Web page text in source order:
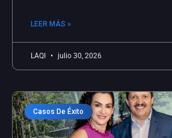
LEER MÁS »
LAQI julio 30, 2026
Casos De Éxito